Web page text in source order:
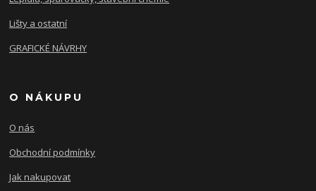
Lišty a ostatní
GRAFICKÉ NÁVRHY
O NÁKUPU
O nás
Obchodní podmínky
Jak nakupovat